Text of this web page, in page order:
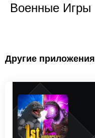
Военные Игры
Другие приложения